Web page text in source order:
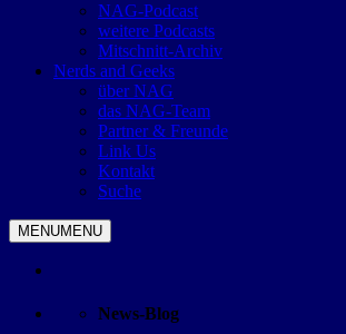
NAG-Podcast
weitere Podcasts
Mitschnitt-Archiv
Nerds and Geeks
über NAG
das NAG-Team
Partner & Freunde
Link Us
Kontakt
Suche
MENUMENU
News-Blog